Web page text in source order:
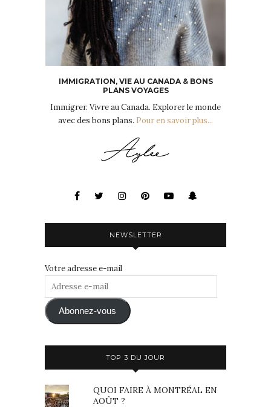
IMMIGRATION, VIE AU CANADA & BONS
PLANS VOYAGES
Immigrer. Vivre au Canada. Explorer le monde
avec des bons plans. Pour en savoir plus...
NEWSLETTER
Votre adresse e-mail
Adresse
mail Abonnez-vous
TOP 3 DU JOUR
QUOI FAIRE À MONTRÉAL EN
AOÛT ?